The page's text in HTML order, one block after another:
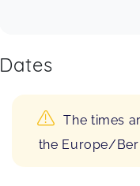
Dates
The times
the Europe/